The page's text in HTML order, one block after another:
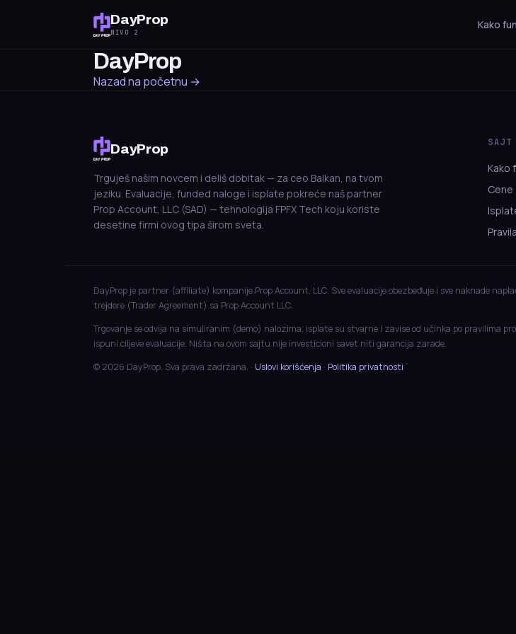
DayProp
NIVO 2
Kako
DayProp
Nazad na početnu →
DayProp
Trguješ našim novcem i deliš dobitak — za ceo Balkan, na tvom
jeziku. Evaluacije, funded naloge i isplate pokreće naš partner
Prop Account, LLC (SAD) — tehnologija FPFX Tech koju koriste
desetine firmi ovog tipa širom sveta.
SAJT
Kako
Cene
Pravila
DayProp je partner (affiliate) kompanije Prop Account, LLC. Sve evaluacije obezbeđuje i sve naknade
trejdere (Trader Agreement) sa Prop Account LLC.
Trgovanje se odvija na simuliranim (demo) nalozima; isplate su stvarne i zavise od učinka po pravilima
ispuni ciljeve evaluacije. Ništa na ovom sajtu nije investicioni savet niti garancija zarade.
© 2026 DayProp. Sva prava zadržana. · Uslovi korišćenja · Politika privatnosti